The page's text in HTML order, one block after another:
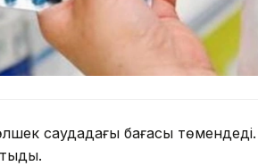
саудадағы бағасы төмендеді.